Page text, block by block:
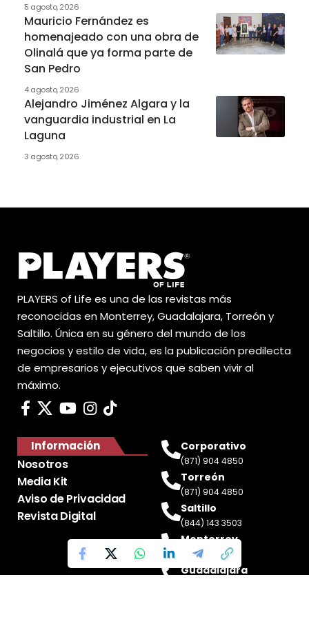
5 agosto, 2026
Mauricio Fernández es
homenajeado con una obra de
Olinalá que ya forma parte de
San Pedro
4 agosto, 2026
Alejandro Jiménez Algara y la
vanguardia industrial en La
Laguna
3 agosto, 2026
PLAYERS of Life es una de las revistas más
reconocidas en Monterrey, Guadalajara, Torreón y
Saltillo. Única en su género del mundo de los
negocios y estilo de vida, es la publicación predilecta
de empresarios y ejecutivos que saben vivir al
máximo.
Información
Nosotros
Media Kit
Aviso de Privacidad
Revista Digital
Corporativo
(871) 904 4850
Torreón
(871) 904 4850
Saltillo
(844) 143 3503
Monterrey
(81) 2188 0412
Guadalajara